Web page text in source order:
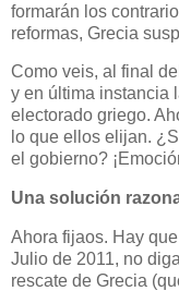
formarán los
reformas, Grecia
Como veis, al final
y en última instancia
electorado griego.
lo que ellos elijan.
el gobierno?
Una solución
Ahora fijaos. Hay
Julio de 2011, no
rescate de Grecia